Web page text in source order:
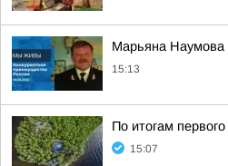
Марьяна Наумова
15:13
По итогам
15:07